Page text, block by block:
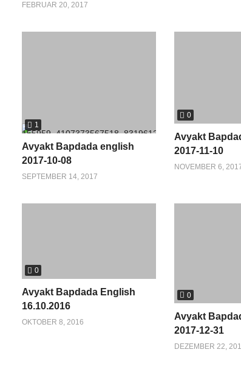
FEBRUAR 20, 2017
1
Avyakt Bapdada english
2017-10-08
SEPTEMBER 14, 2017
0
Avyakt
2017-11-10
NOVEMBER 6,
0
Avyakt Bapdada English
16.10.2016
OKTOBER 8, 2016
0
Avyakt
2017-12-31
DEZEMBER 22,